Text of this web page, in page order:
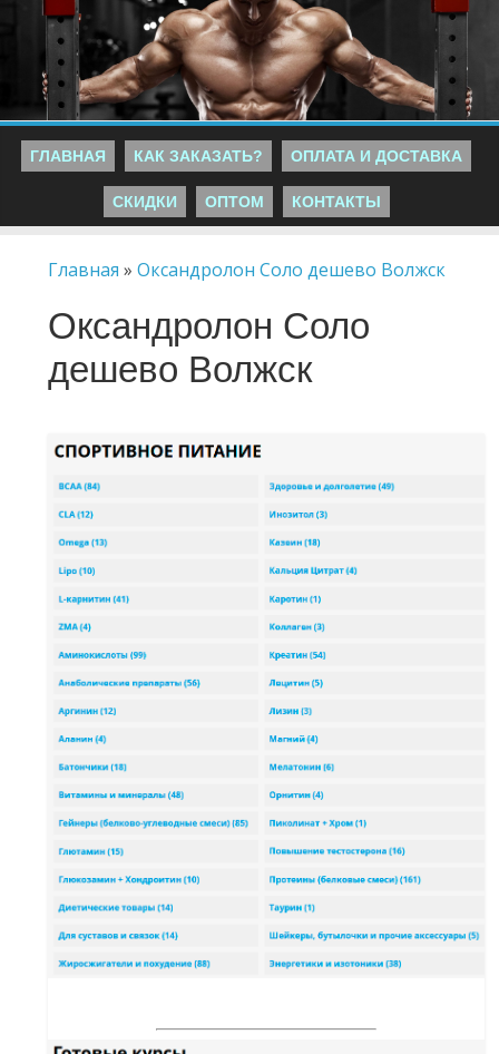
ГЛАВНАЯ КАК ЗАКАЗАТЬ? ОПЛАТА И ДОСТАВКА
СКИДКИ ОПТОМ КОНТАКТЫ
Главная »Оксандролон Соло дешево Волжск
Оксандролон Соло
дешево Волжск